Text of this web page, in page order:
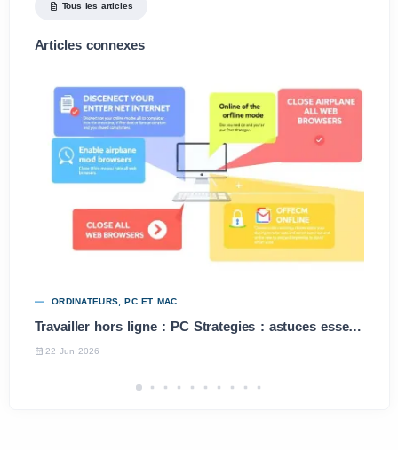
Tous les articles
Articles connexes
ORDINATEURS, PC ET MAC
Travailler hors ligne : PC Strategies : astuces essentielles
22 Jun 2026